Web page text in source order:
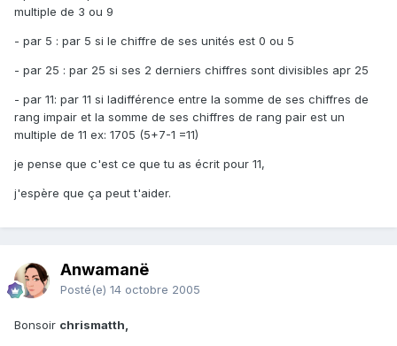
multiple de 3 ou 9
- par 5 : par 5 si le chiffre de ses unités est 0 ou 5
- par 25 : par 25 si ses 2 derniers chiffres sont divisibles apr 25
- par 11: par 11 si ladifférence entre la somme de ses chiffres de
rang impair et la somme de ses chiffres de rang pair est un
multiple de 11 ex: 1705 (5+7-1 =11)
je pense que c'est ce que tu as écrit pour 11,
j'espère que ça peut t'aider.
Anwamanë
Posté(e) 14 octobre 2005
Bonsoir chrismatth,